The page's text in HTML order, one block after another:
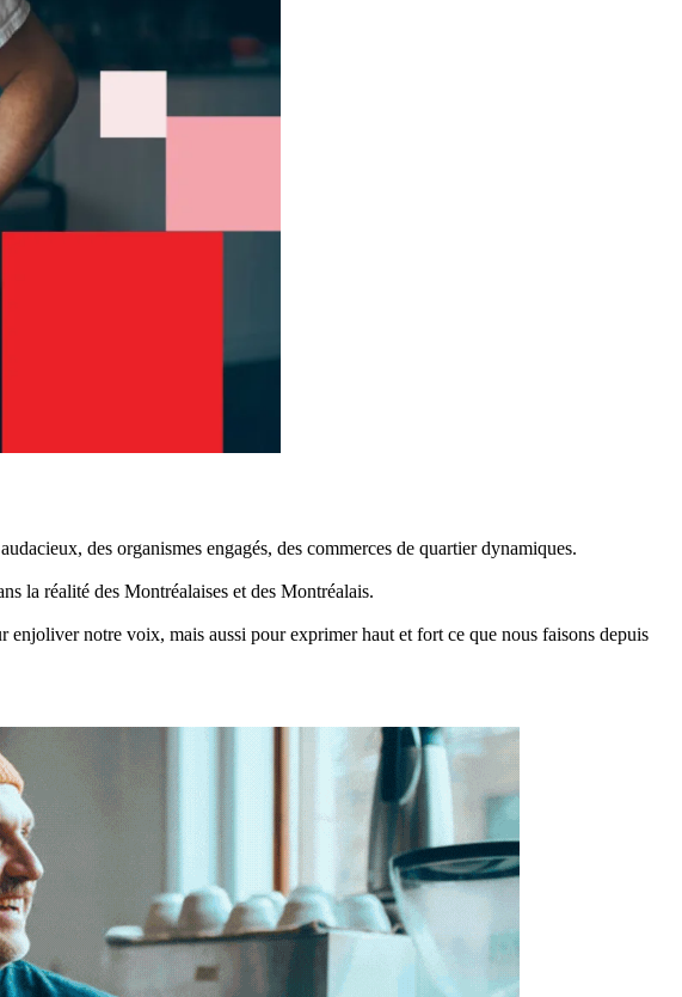
des organismes engagés, des commerces de quartier dynamiques.
la réalité des Montréalaises et des Montréalais.
notre voix, mais aussi pour exprimer haut et fort ce que nous faisons depuis